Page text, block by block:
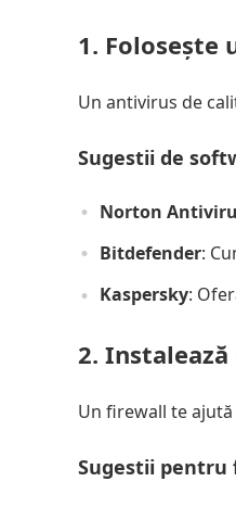
1. Folosește
Un antivirus de
Sugestii de
Norton
Bitdefender:
Kaspersky:
2.
Un firewall te
Sugestii pentru